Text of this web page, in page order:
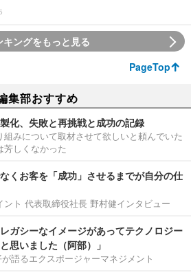
キングをもっと見る
PageTop
集部おすすめ
化、失敗と再挑戦と成功の記録
組みについて取材させて欲しいと頼んでいた
しくなかった
なくお客を「成功」させるまでが自分の仕
ント 代表取締役社長 野村健インタビュー
レガシーなイメージがあってテクノロジー
思いました（阿部）」
語るエクスポージャーマネジメント